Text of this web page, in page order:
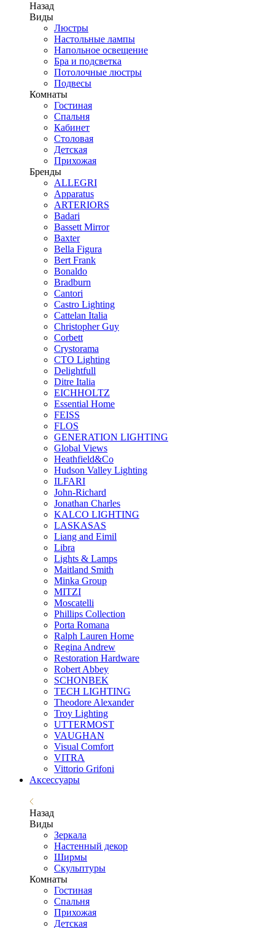
Назад
Виды
Люстры
Настольные лампы
Напольное освещение
Бра и подсветка
Потолочные люстры
Подвесы
Комнаты
Гостиная
Спальня
Кабинет
Столовая
Детская
Прихожая
Бренды
ALLEGRI
Apparatus
ARTERIORS
Badari
Bassett Mirror
Baxter
Bella Figura
Bert Frank
Bonaldo
Bradburn
Cantori
Castro Lighting
Cattelan Italia
Christopher Guy
Corbett
Crystorama
CTO Lighting
Delightfull
Ditre Italia
EICHHOLTZ
Essential Home
FEISS
FLOS
GENERATION LIGHTING
Global Views
Heathfield&Co
Hudson Valley Lighting
ILFARI
John-Richard
Jonathan Charles
KALCO LIGHTING
LASKASAS
Liang and Eimil
Libra
Lights & Lamps
Maitland Smith
Minka Group
MITZI
Moscatelli
Phillips Collection
Porta Romana
Ralph Lauren Home
Regina Andrew
Restoration Hardware
Robert Abbey
SCHONBEK
TECH LIGHTING
Theodore Alexander
Troy Lighting
UTTERMOST
VAUGHAN
Visual Comfort
VITRA
Vittorio Grifoni
Аксессуары
Назад
Виды
Зеркала
Настенный декор
Ширмы
Скульптуры
Комнаты
Гостиная
Спальня
Прихожая
Детская